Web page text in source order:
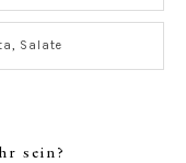
, Salate
sein?